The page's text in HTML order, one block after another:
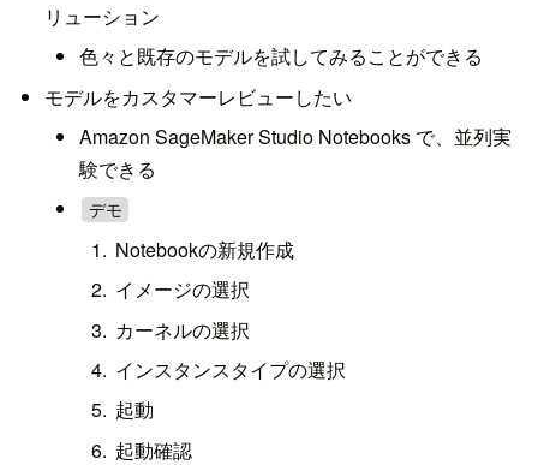
リューション
色々と既存のモデルを試してみることができる
モデルをカスタマーレビューしたい
Amazon SageMaker Studio Notebooks で、並列実
験できる
デモ
Notebookの新規作成
イメージの選択
カーネルの選択
インスタンスタイプの選択
起動
起動確認